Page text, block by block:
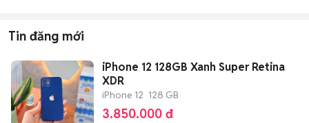
Tin đăng mới
iPhone 12 128GB Xanh Super Retina
XDR
iPhone 12 128 GB
3.850.000 đ